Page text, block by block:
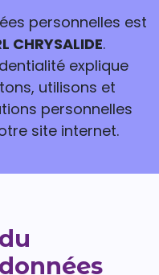
personnelles est
CHRYSALIDE.
explique
utilisons et
personnelles
site internet.